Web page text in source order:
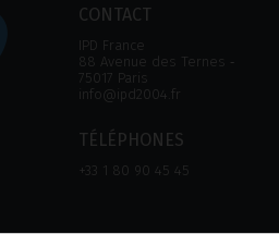
CONTACT
IPD France
88 Avenue des Ternes ‑
75017 Paris
info@ipd2004.fr
TÉLÉPHONES
+33 1 80 90 45 45